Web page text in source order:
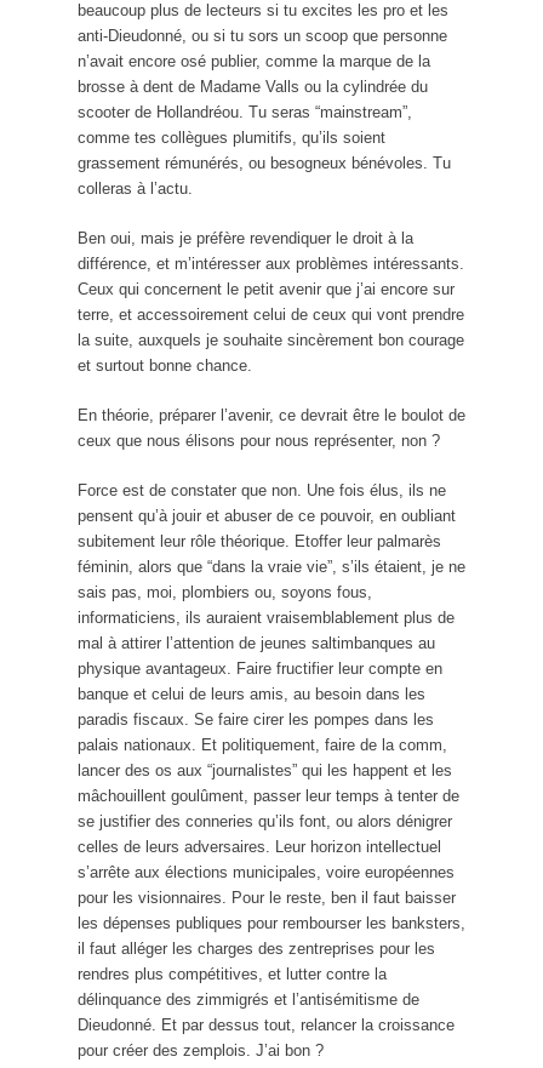
beaucoup plus de lecteurs si tu excites les pro et les
anti-Dieudonné, ou si tu sors un scoop que personne
n’avait encore osé publier, comme la marque de la
brosse à dent de Madame Valls ou la cylindrée du
scooter de Hollandréou. Tu seras “mainstream”,
comme tes collègues plumitifs, qu’ils soient
grassement rémunérés, ou besogneux bénévoles. Tu
colleras à l’actu.
Ben oui, mais je préfère revendiquer le droit à la
différence, et m’intéresser aux problèmes intéressants.
Ceux qui concernent le petit avenir que j’ai encore sur
terre, et accessoirement celui de ceux qui vont prendre
la suite, auxquels je souhaite sincèrement bon courage
et surtout bonne chance.
En théorie, préparer l’avenir, ce devrait être le boulot de
ceux que nous élisons pour nous représenter, non ?
Force est de constater que non. Une fois élus, ils ne
pensent qu’à jouir et abuser de ce pouvoir, en oubliant
subitement leur rôle théorique. Etoffer leur palmarès
féminin, alors que “dans la vraie vie”, s’ils étaient, je ne
sais pas, moi, plombiers ou, soyons fous,
informaticiens, ils auraient vraisemblablement plus de
mal à attirer l’attention de jeunes saltimbanques au
physique avantageux. Faire fructifier leur compte en
banque et celui de leurs amis, au besoin dans les
paradis fiscaux. Se faire cirer les pompes dans les
palais nationaux. Et politiquement, faire de la comm,
lancer des os aux “journalistes” qui les happent et les
mâchouillent goulûment, passer leur temps à tenter de
se justifier des conneries qu’ils font, ou alors dénigrer
celles de leurs adversaires. Leur horizon intellectuel
s’arrête aux élections municipales, voire européennes
pour les visionnaires. Pour le reste, ben il faut baisser
les dépenses publiques pour rembourser les banksters,
il faut alléger les charges des zentreprises pour les
rendres plus compétitives, et lutter contre la
délinquance des zimmigrés et l’antisémitisme de
Dieudonné. Et par dessus tout, relancer la croissance
pour créer des zemplois. J’ai bon ?